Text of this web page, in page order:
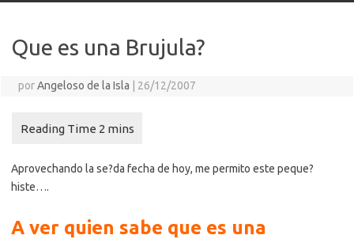
Que es una Brujula?
porAngeloso de la Isla 26/12/2007
Aprovechando la se?da fecha de hoy, me permito este peque?
histe….
A ver quien sabe que es una